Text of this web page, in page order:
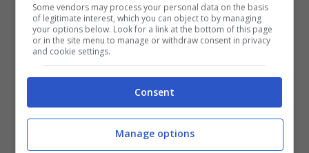
Disponibile su Amazon)
Streaming gratis
Il terzo pezzo – Magellano con The
Sweet Life Society 3:12
Io, te e Carlo Marx(Versione Lounge)
Some vendors may process your personal data on the basis
of legitimate interest, which you can object to by managing
your options below. Look for a link at the bottom of this page
or in the site menu to manage or withdraw consent in privacy
and cookie settings.
Consent
Manage options